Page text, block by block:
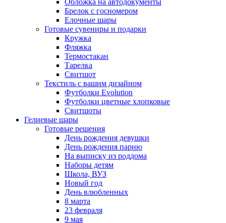
Обложка на автодокументы
Брелок с госномером
Елочные шары
Готовые сувениры и подарки
Кружка
Фляжка
Термостакан
Тарелка
Свитшот
Текстиль с вашим дизайном
Футболки Evolution
Футболки цветные хлопковые
Свитшоты
Гелиевые шары
Готовые решения
День рождения девушки
День рождения парню
На выписку из роддома
Наборы детям
Школа, ВУЗ
Новый год
День влюбленных
8 марта
23 февраля
9 мая